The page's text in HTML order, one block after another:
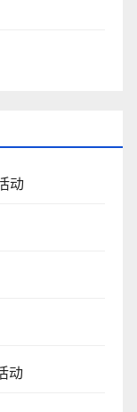
动
动